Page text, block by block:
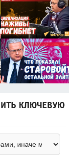
КЛЮЧЕВУЮ